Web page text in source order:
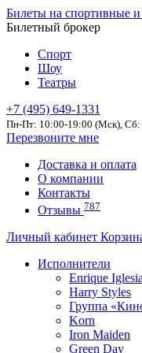
Билеты на спортивные
Билетный брокер
Спорт
Шоу
Театры
+7 (495) 649-1331
Пн-Пт: 10:00-19:00 (Мск), Сб:
Перезвоните мне
Доставка и оплата
О компании
Контакты
Отзывы 787
Личный кабинет
Исполнители
Enrique
Harry Styles
Группа
Korn
Iron Maiden
Green Day